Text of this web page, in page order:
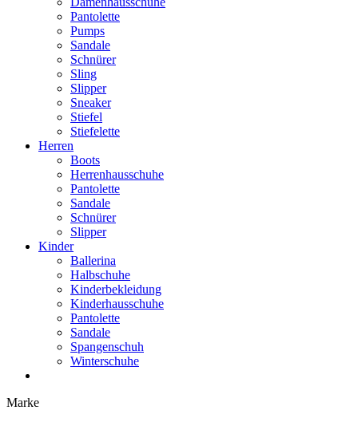
Pantolette
Pumps
Sandale
Schnürer
Sling
Slipper
Sneaker
Stiefel
Stiefelette
Herren
Boots
Herrenhausschuhe
Pantolette
Sandale
Schnürer
Slipper
Kinder
Ballerina
Halbschuhe
Kinderbekleidung
Kinderhausschuhe
Pantolette
Sandale
Spangenschuh
Winterschuhe
Marke